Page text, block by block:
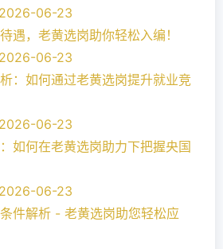
2026-06-23
遇，老黄选岗助你轻松入编！
2026-06-23
：如何通过老黄选岗提升就业竞
2026-06-23
如何在老黄选岗助力下把握央国
2026-06-23
件解析 - 老黄选岗助您轻松应